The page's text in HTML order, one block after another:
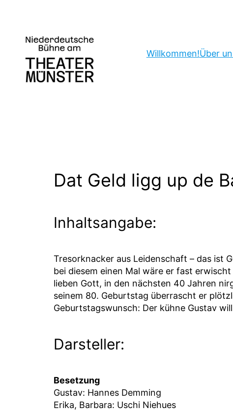
springen
Willkommen!Über
Dat Geld ligg up de
Inhaltsangabe:
Tresorknacker aus Leidenschaft – das ist
bei diesem einen Mal wäre er fast
lieben Gott, in den nächsten 40 Jahren
seinem 80. Geburtstag überrascht er
Geburtstagswunsch: Der kühne Gustav
Darsteller:
Besetzung
Gustav: Hannes Demming
Erika, Barbara: Uschi Niehues